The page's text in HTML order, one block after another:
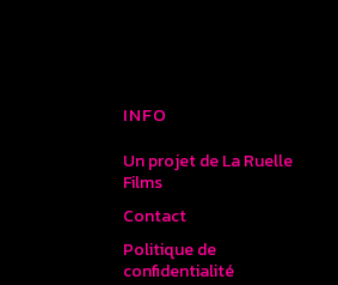
INFO
Un projet de La Ruelle
Films
Contact
Politique de
confidentialité